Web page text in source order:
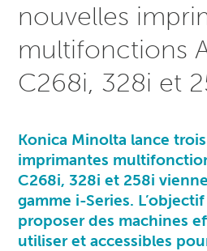
nouvelles
multifonctions
C268i, 328i et
Konica Minolta lance
imprimantes
C268i, 328i et 258i
gamme i-Series.
proposer des machines
utiliser et accessibles